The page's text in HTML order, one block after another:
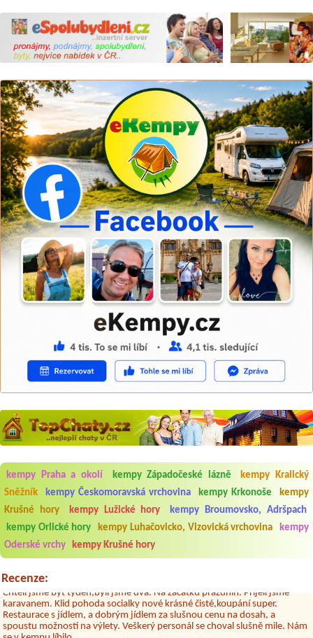
kempy Praha a okolí kempy Západočeské lázně
kempy Kralický
Sněžník
kempy Českomoravská vrchovina kempy Krkonoše
kempy
Krušné hory
kempy Lužické hory
kempy Broumovsko, Adršpach
kempy Orlické hory
kempy Luhačovicko, Vizovická vrchovina
kempy
Oderské vrchy
kempy Krušné hory
Recenze:
Aneta Melicharová***
Byli jsme zde v týdnu od 25.7. do 1.8. 2026. Kemp jako takový je pěkný.
V umývárně i na WC bylo vždy čisto, doplněný papír i utěrky, což při
množství návštěvníků není samozřejmost. V kempu je obchod a
celodenní hluk z repráků u stanů a absolutní bezohlednost ostatních
ubytovaných. Přes den jsem si připadala jak na pouti- z každého koutu
hrála jiná hudba.Kemp pěkný, ale takový rámus jsme ještě nezažili...
Jana*****
karavanem. Klid pohoda socialky nové krásné čisté,koupání super.
Restaurace s jídlem, a dobrým jídlem za slušnou cenu na dosah, a
spoustu možností na výlety. Veškerý personál se choval slušně mile. Nám
se v kempu líbilo.